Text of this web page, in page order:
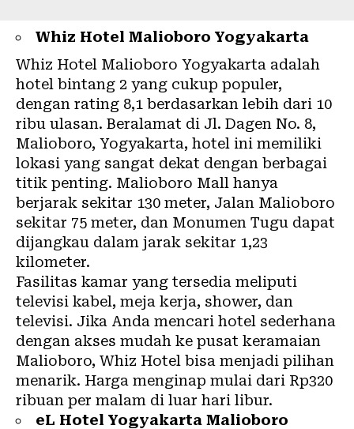
Whiz Hotel Malioboro Yogyakarta
Whiz Hotel Malioboro Yogyakarta adalah
hotel bintang 2 yang cukup populer,
dengan rating 8,1 berdasarkan lebih dari 10
ribu ulasan. Beralamat di Jl. Dagen No. 8,
Malioboro, Yogyakarta, hotel ini memiliki
lokasi yang sangat dekat dengan berbagai
titik penting. Malioboro Mall hanya
berjarak sekitar 130 meter, Jalan Malioboro
sekitar 75 meter, dan Monumen Tugu dapat
dijangkau dalam jarak sekitar 1,23
kilometer.
Fasilitas kamar yang tersedia meliputi
televisi kabel, meja kerja, shower, dan
televisi. Jika Anda mencari hotel sederhana
dengan akses mudah ke pusat keramaian
Malioboro, Whiz Hotel bisa menjadi pilihan
menarik. Harga menginap mulai dari Rp320
ribuan per malam di luar hari libur.
eL Hotel Yogyakarta Malioboro